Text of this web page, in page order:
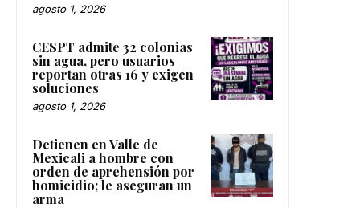
agosto 1, 2026
CESPT admite 32 colonias
sin agua, pero usuarios
reportan otras 16 y exigen
soluciones
agosto 1, 2026
Detienen en Valle de
Mexicali a hombre con
orden de aprehensión por
homicidio; le aseguran un
arma